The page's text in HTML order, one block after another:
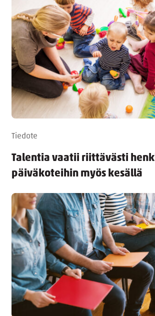
Tiedote
Talentia vaatii riittävästi
päiväkoteihin myös kesällä